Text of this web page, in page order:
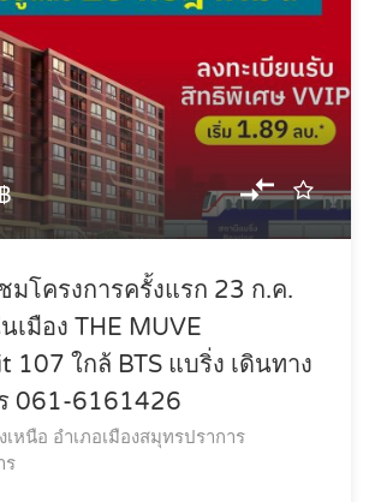
มโครงการครั้งแรก 23 ก.ค.
เมือง THE MUVE
107 ใกล้ BTS แบริ่ง เดินทาง
061-6161426
เหนือ อำเภอเมืองสมุทรปราการ
ร